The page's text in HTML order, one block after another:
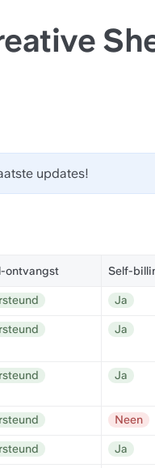
updates!
ontvangst Self-
Ja
Ja
Ja
Neen
Ja